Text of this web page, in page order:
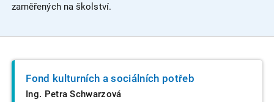
zaměřených na školství.
Fond kulturních a sociálních potřeb
Ing. Petra Schwarzová